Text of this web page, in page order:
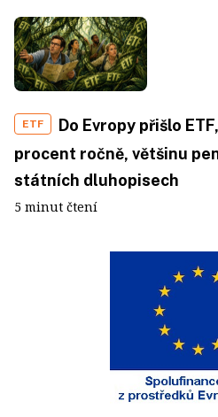
ETF
Do Evropy přišlo
procent ročně, většinu
státních dluhopisech
5 minut čtení